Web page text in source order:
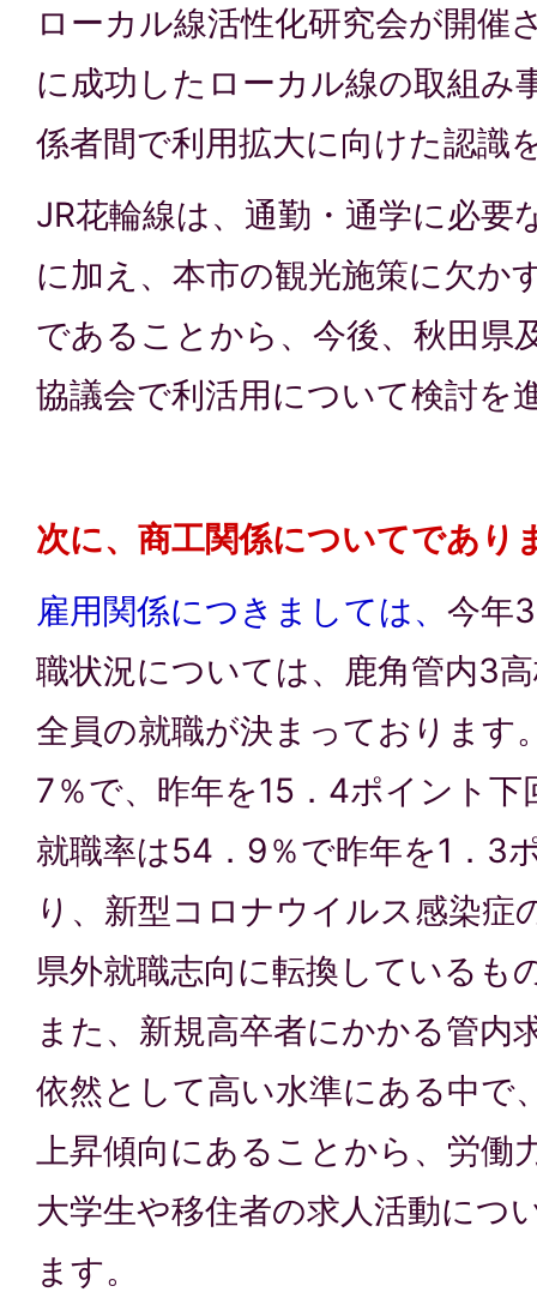
ローカル線活性化研究会が開催
に成功したローカル線の取組み
係者間で利用拡大に向けた認識
JR花輪線は、通勤・通学に必要
に加え、本市の観光施策に欠か
であることから、今後、秋田県
協議会で利活用について検討を
次に、商工関係についてであり
雇用関係につきましては、 今年
職状況については、鹿角管内3
全員の就職が決まっております
7％で、昨年を15．4ポイント下
就職率は54．9％で昨年を1．3
り、新型コロナウイルス感染症
県外就職志向に転換しているも
また、新規高卒者にかかる管内
依然として高い水準にある中で
上昇傾向にあることから、労働
大学生や移住者の求人活動につ
ます。